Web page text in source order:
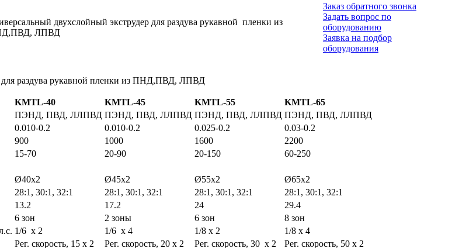
двухслойный экструдер для раздува рукавной пленки из
ЛПВД
Заказ обратного звонка
Задать вопрос по
оборудованию
Заявка на подбор
оборудования
для раздува рукавной пленки из ПНД,ПВД, ЛПВД
KMTL-40 KMTL-45 KMTL-55 KMTL-65
ПЭНД, ПВД, ЛЛПВД ПЭНД, ПВД, ЛЛПВД ПЭНД, ПВД, ЛЛПВД ПЭНД, ПВД, ЛЛПВД
0.010-0.2 0.010-0.2 0.025-0.2
0.03-0.2
900 1000 1600
2200
15-70 20-90 20-150
60-250
Ø40x2 Ø45x2 Ø55x2
Ø65х2
28:1, 30:1, 32:1 28:1, 30:1, 32:1 28:1, 30:1, 32:1
28:1, 30:1, 32:1
13.2 17.2 24
29.4
6 зон 2 зоны 6 зон
8 зон
1/6 х 2 1/6 x 4 1/8 x 2
1/8 x 4
Рег. скорость, 15 x 2 Рег. скорость, 20 x 2 Рег. скорость, 30 x 2
Рег. скорость, 50 х 2